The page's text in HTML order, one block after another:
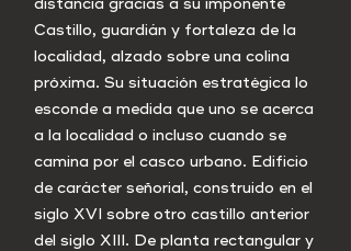
distancia gracias a su imponente
Castillo, guardián y fortaleza de la
localidad, alzado sobre una colina
próxima. Su situación estratégica lo
esconde a medida que uno se acerca
a la localidad o incluso cuando se
camina por el casco urbano. Edificio
de carácter señorial, construido en el
siglo XVI sobre otro castillo anterior
del siglo XIII. De planta rectangular y